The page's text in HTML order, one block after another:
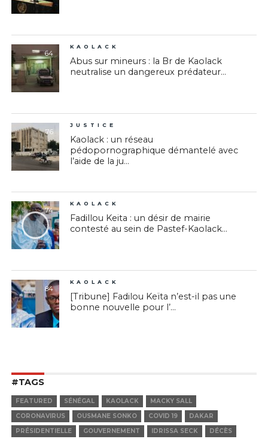
64
KAOLACK
Abus sur mineurs : la Br de Kaolack
neutralise un dangereux prédateur...
76
JUSTICE
Kaolack : un réseau
pédopornographique démantelé avec
l’aide de la ju...
74
KAOLACK
Fadillou Keita : un désir de mairie
contesté au sein de Pastef-Kaolack...
84
KAOLACK
[Tribune] Fadilou Keïta n’est-il pas une
bonne nouvelle pour l’...
#TAGS
FEATURED SÉNÉGAL KAOLACK
MACKY SALL
CORONAVIRUS
OUSMANE SONKO COVID 19
DAKAR
PRÉSIDENTIELLE
GOUVERNEMENT IDRISSA SECK
DÉCÈS